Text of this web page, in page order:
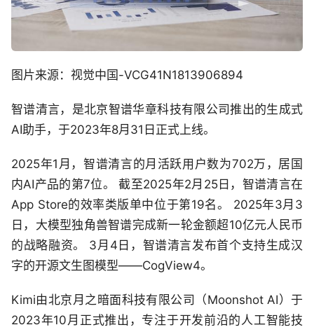
图片来源：视觉中国-VCG41N1813906894
智谱清言，是北京智谱华章科技有限公司推出的生成式
AI助手，于2023年8月31日正式上线。
2025年1月，智谱清言的月活跃用户数为702万，居国
内AI产品的第7位。 截至2025年2月25日，智谱清言在
App Store的效率类版单中位于第19名。 2025年3月3
日，大模型独角兽智谱完成新一轮金额超10亿元人民币
的战略融资。 3月4日，智谱清言发布首个支持生成汉
字的开源文生图模型——CogView4。
Kimi由北京月之暗面科技有限公司（Moonshot AI）于
2023年10月正式推出，专注于开发前沿的人工智能技